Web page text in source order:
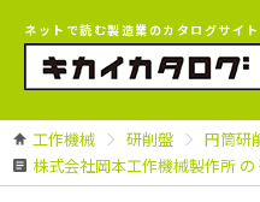
ネットで読む製造業のカタログサイト
工作機械 研削盤 円筒研
株式会社岡本工作機械製作所 の